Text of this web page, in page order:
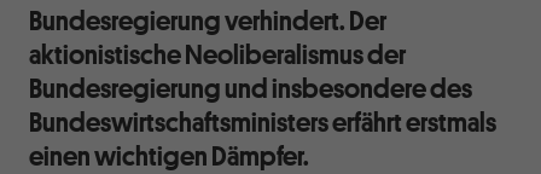
Bundesregierung verhindert. Der
aktionistische Neoliberalismus der
Bundesregierung und insbesondere des
Bundeswirtschaftsministers erfährt erstmals
einen wichtigen Dämpfer.